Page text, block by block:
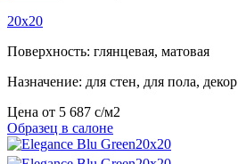
20x20
Поверхность: глянцевая, матовая
Назначение: для стен, для пола, декор
Цена от 5 687 c/м2
Образец в салоне